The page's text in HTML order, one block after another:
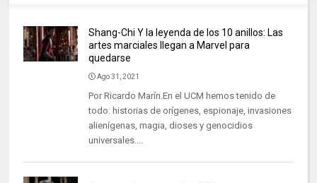
Shang-Chi Y la leyenda de los 10 anillos: Las
artes marciales llegan a Marvel para
quedarse
Ago 31, 2021
Por Ricardo Marín.En el UCM hemos tenido de
todo: historias de orígenes, espionaje, invasiones
alienígenas, magia, dioses y genocidios
universales....